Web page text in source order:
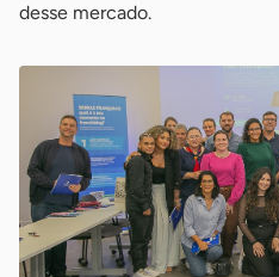
desse mercado.